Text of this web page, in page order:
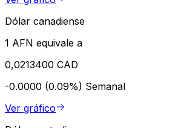
Dólar canadiense
1 AFN equivale a
0,0213400 CAD
-0.0000 (0.09%) Semanal
Ver gráfico